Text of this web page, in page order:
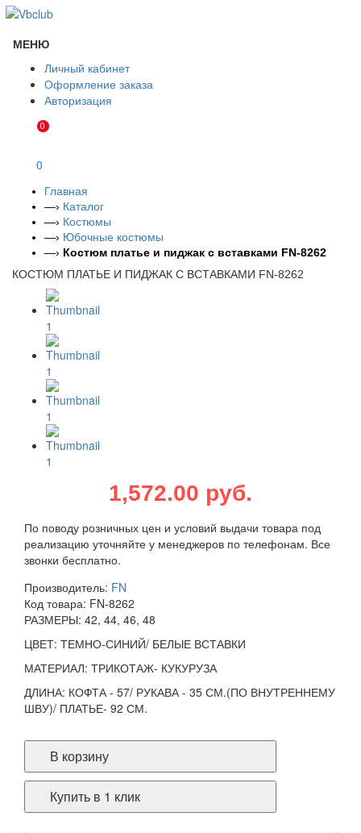
МЕНЮ
Личный кабинет
Оформление заказа
Авторизация
0
0
Главная
—› Каталог
—› Костюмы
—› Юбочные костюмы
—› Костюм платье и пиджак с вставками FN-8262
КОСТЮМ ПЛАТЬЕ И ПИДЖАК С ВСТАВКАМИ FN-8262
1,572.00 руб.
По поводу розничных цен и условий выдачи товара под
реализацию уточняйте у менеджеров по телефонам. Все
звонки бесплатно.
Производитель: FN
Код товара: FN-8262
РАЗМЕРЫ: 42, 44, 46, 48
ЦВЕТ: ТЕМНО-СИНИЙ/ БЕЛЫЕ ВСТАВКИ
МАТЕРИАЛ: ТРИКОТАЖ- КУКУРУЗА
ДЛИНА: КОФТА - 57/ РУКАВА - 35 СМ.(ПО ВНУТРЕННЕМУ
ШВУ)/ ПЛАТЬЕ- 92 СМ.
В корзину
Купить в 1 клик